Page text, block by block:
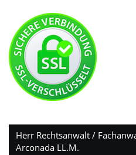
Herr Rechtsanwalt /
Arconada LL.M.